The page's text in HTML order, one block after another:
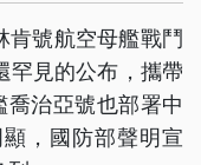
肯號航空母艦戰鬥
罕見的公布，攜帶
治亞號也部署中
，國防部聲明宣